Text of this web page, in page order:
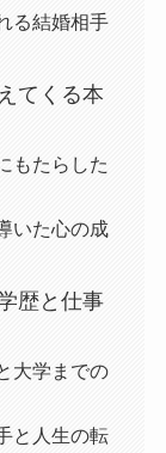
る結婚相手
てくる本
もたらした
いた心の成
歴と仕事
大学までの
と人生の転